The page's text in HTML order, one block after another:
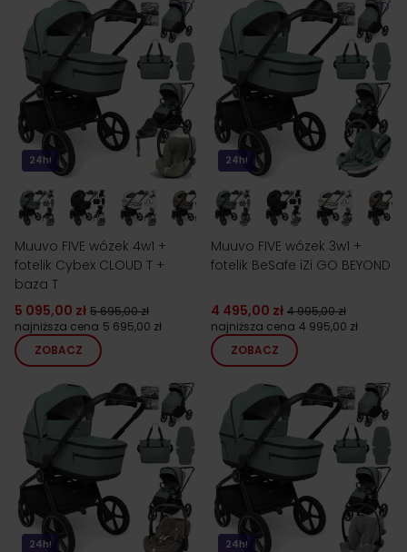
24h!
Muuvo FIVE wózek 4w1 +
fotelik Cybex CLOUD T +
baza T
5 095,00 zł 5 695,00 zł
najniższa cena 5 695,00 zł
ZOBACZ
24h!
Muuvo FIVE wózek 3w1 +
fotelik BeSafe iZi GO BEYOND
4 495,00 zł 4 995,00 zł
najniższa cena 4 995,00 zł
ZOBACZ
24h! 24h!